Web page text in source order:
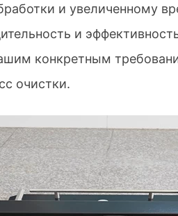
и увеличенному
и
конкретным
очистки.